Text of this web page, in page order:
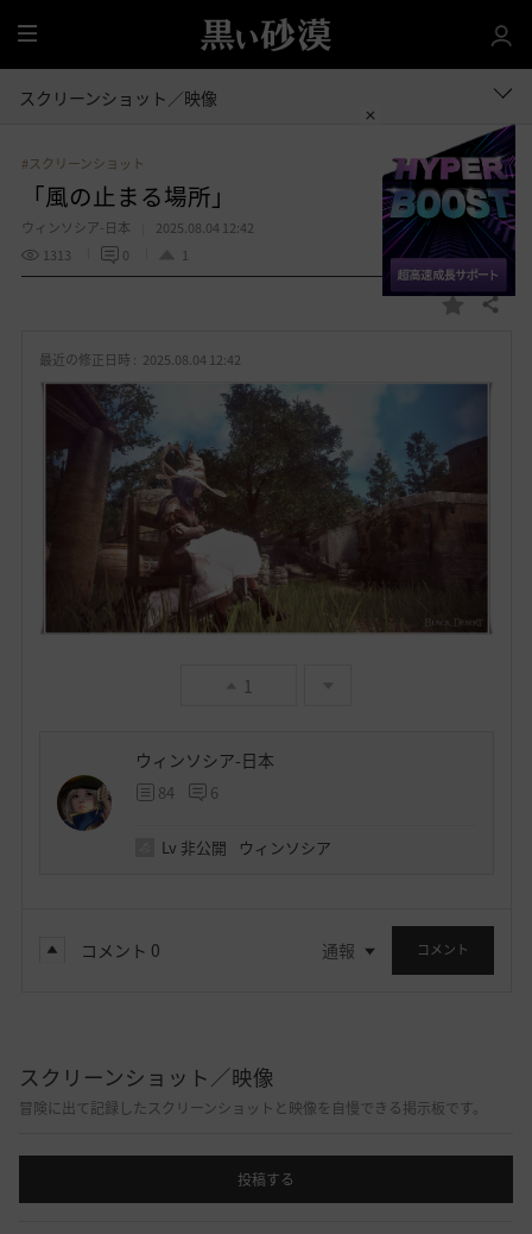
全
体
スクリーンショット／映像
#スクリーンショット
「風の止まる場所」
ウィンソシア-日本
2025.08.04 12:42
1313
0 1
お 共有する
最近の修正日時 : 2025.08.04 12:42
1
ウィンソシア-日本
84 6
Lv 非公開 ウィンソシア
コメント 0 通報 コメント
スクリーンショット／映像
冒険に出て記録したスクリーンショットと映像を自慢できる掲示板です。
投稿する